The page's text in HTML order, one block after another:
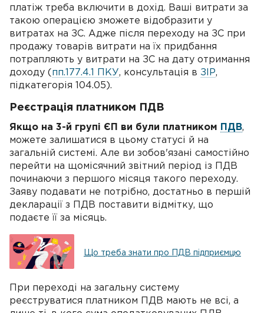
платіж треба включити в дохід. Ваші витрати за
такою операцією зможете відобразити у
витратах на ЗС. Адже після переходу на ЗС при
продажу товарів витрати на їх придбання
потрапляють у витрати на ЗС на дату отримання
доходу ( пп.177.4.1 ПКУ, консультація в ЗІР,
підкатегорія 104.05).
Реєстрація платником ПДВ
Якщо на 3-й групі ЄП ви були платником ПДВ,
можете залишатися в цьому статусі й на
загальній системі. Але ви зобов'язані самостійно
перейти на щомісячний звітний період із ПДВ
починаючи з першого місяця такого переходу.
Заяву подавати не потрібно, достатньо в першій
декларації з ПДВ поставити відмітку, що
подаєте її за місяць.
Що треба знати про ПДВ підприємцю
При переході на загальну систему
реєструватися платником ПДВ мають не всі, а